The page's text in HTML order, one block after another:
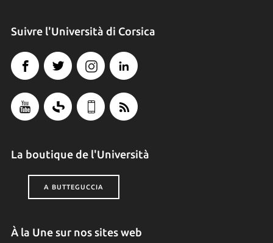
Suivre l'Università di Corsica
La boutique de l'Università
A BUTTEGUCCIA
À la Une sur nos sites web